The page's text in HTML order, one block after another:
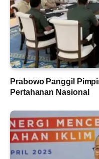
Prabowo Panggil
Pertahanan Nasional